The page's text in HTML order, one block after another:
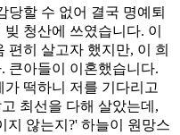
당할 수 없어 결국 명예퇴
청산에 쓰였습니다. 이
편히 살고자 했지만, 이 희
큰아들이 이혼했습니다.
떡하니 저를 기다리고
최선을 다해 살았는데,
지 않는지?' 하늘이 원망스